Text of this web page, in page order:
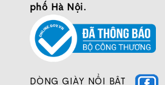
phố Hà Nội.
DÒNG GIÀY NỔI BẬT